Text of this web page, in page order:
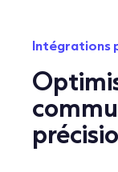
Intégrations